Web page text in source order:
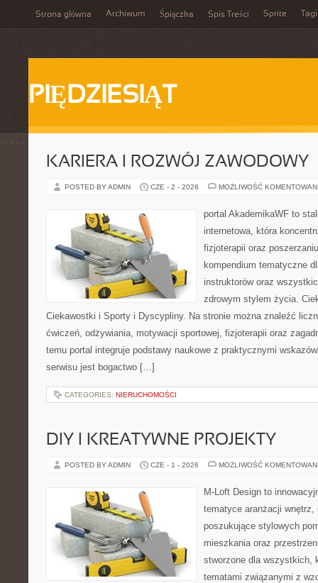
Strona główna Archiwum Śpiączka Spis Treści Sprite Tagi
PIĘDZIESIĄT
KARIERA I ROZWÓJ ZAWODOWY
POSTED BY ADMIN CZE - 2 - 2026 MOŻLIWOŚĆ
portal AkademikaWF to
internetowa, która
fizjoterapii oraz
kompendium tematyczne
instruktorów oraz
zdrowym stylem życia.
Ciekawostki i Sporty i Dyscypliny. Na stronie można znaleźć
ćwiczeń, odżywiania, motywacji sportowej, fizjoterapii oraz
temu portal integruje podstawy naukowe z praktycznymi
serwisu jest bogactwo […]
CATEGORIES: NIERUCHOMOŚCI
DIY I KREATYWNE PROJEKTY
POSTED BY ADMIN CZE - 1 - 2026 MOŻLIWOŚĆ
M-Loft Design to
tematyce aranżacji
poszukujące stylowych
mieszkania oraz
stworzone dla wszystkich,
tematami związanymi z